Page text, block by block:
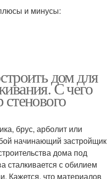
и минусы:
дом для
С чего
брус, арболит или
начинающий застройщик
дома под
сталкивается с обилием
Кажется, что материалов